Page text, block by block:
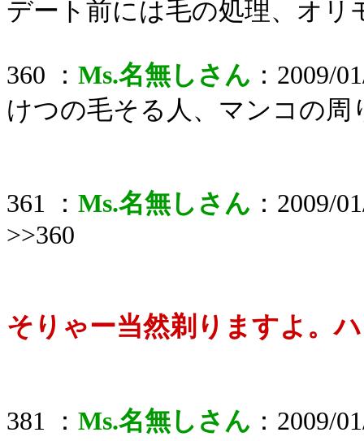
デート前には毛の処理、オリ
360 ： Ms.名無しさん ：2009/
けつの毛そる人、マンコの周
361 ： Ms.名無しさん ：2009/
>>360
そりゃー当然剃りますよ。
381 ： Ms.名無しさん ：2009/